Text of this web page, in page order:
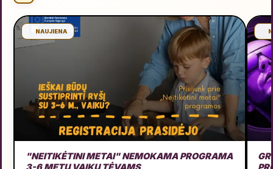
NAUJIENA
"NEITIKĖTINI METAI" NEMOKAMA PROGRAMA
3-6 METŲ VAIKŲ TĖVAMS